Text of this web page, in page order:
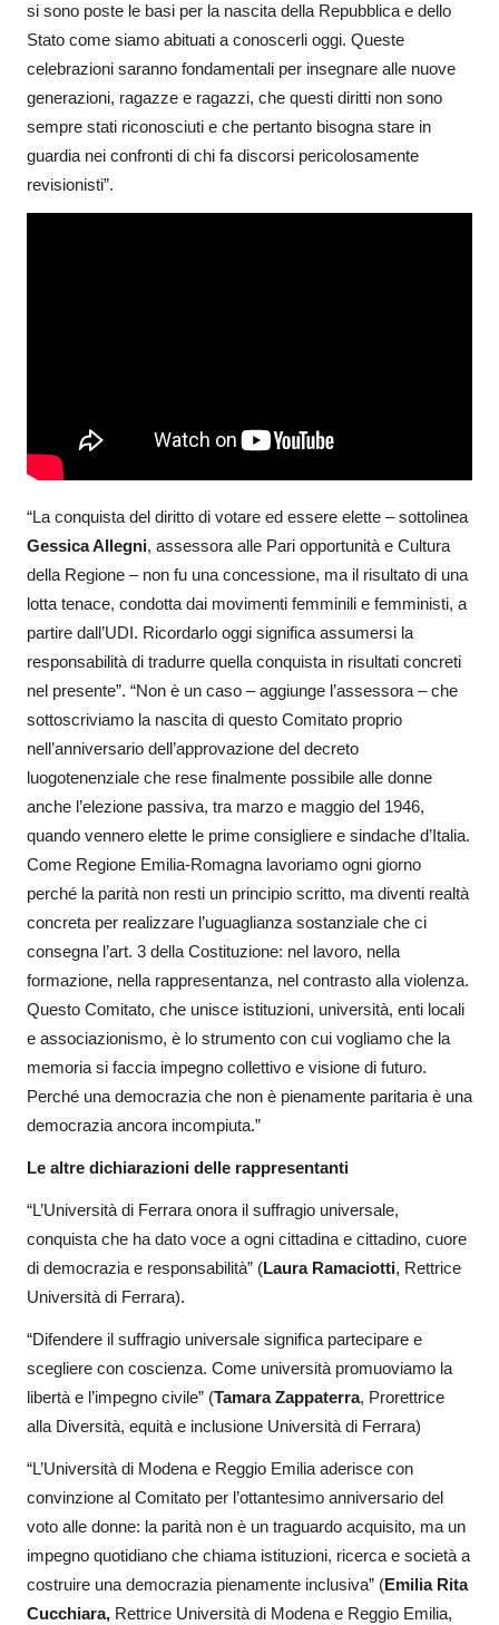
si sono poste le basi per la nascita della Repubblica e dello
Stato come siamo abituati a conoscerli oggi. Queste
celebrazioni saranno fondamentali per insegnare alle nuove
generazioni, ragazze e ragazzi, che questi diritti non sono
sempre stati riconosciuti e che pertanto bisogna stare in
guardia nei confronti di chi fa discorsi pericolosamente
revisionisti”.
“La conquista del diritto di votare ed essere elette – sottolinea
Gessica Allegni, assessora alle Pari opportunità e Cultura
della Regione – non fu una concessione, ma il risultato di una
lotta tenace, condotta dai movimenti femminili e femministi, a
partire dall’UDI. Ricordarlo oggi significa assumersi la
responsabilità di tradurre quella conquista in risultati concreti
nel presente”. “Non è un caso – aggiunge l’assessora – che
sottoscriviamo la nascita di questo Comitato proprio
nell’anniversario dell’approvazione del decreto
luogotenenziale che rese finalmente possibile alle donne
anche l’elezione passiva, tra marzo e maggio del 1946,
quando vennero elette le prime consigliere e sindache d’Italia.
Come Regione Emilia-Romagna lavoriamo ogni giorno
perché la parità non resti un principio scritto, ma diventi realtà
concreta per realizzare l’uguaglianza sostanziale che ci
consegna l’art. 3 della Costituzione: nel lavoro, nella
formazione, nella rappresentanza, nel contrasto alla violenza.
Questo Comitato, che unisce istituzioni, università, enti locali
e associazionismo, è lo strumento con cui vogliamo che la
memoria si faccia impegno collettivo e visione di futuro.
Perché una democrazia che non è pienamente paritaria è una
democrazia ancora incompiuta.”
Le altre dichiarazioni delle rappresentanti
“L’Università di Ferrara onora il suffragio universale,
conquista che ha dato voce a ogni cittadina e cittadino, cuore
di democrazia e responsabilità” (Laura Ramaciotti, Rettrice
Università di Ferrara).
“Difendere il suffragio universale significa partecipare e
scegliere con coscienza. Come università promuoviamo la
libertà e l’impegno civile” (Tamara Zappaterra, Prorettrice
alla Diversità, equità e inclusione Università di Ferrara)
“L’Università di Modena e Reggio Emilia aderisce con
convinzione al Comitato per l’ottantesimo anniversario del
voto alle donne: la parità non è un traguardo acquisito, ma un
impegno quotidiano che chiama istituzioni, ricerca e società a
costruire una democrazia pienamente inclusiva” (Emilia Rita
Cucchiara, Rettrice Università di Modena e Reggio Emilia,